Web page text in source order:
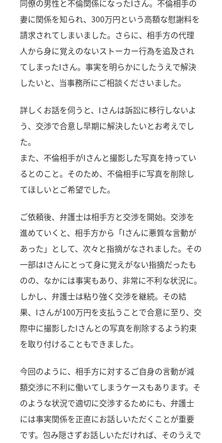
同僚の男性と不倫関係になったIさん。不倫相手の
妻に関係を知られ、300万円という高額な慰謝料を
請求されてしまいました。さらに、相手方の代理
人から身に覚えのないストーカー行為を追及され
てしまったIさん。事実を明らかにしたうえで解決
したいと、当事務所にご相談くださいました。
詳しくお話を伺うと、Iさんは訴訟に移行しないよ
う、交渉で合意し早期に解決したいとお考えでし
た。
また、不倫相手がIさんと撮影した写真を持ってい
るとのこと。そのため、不倫相手に写真を削除し
てほしいとご希望でした。
ご依頼後、弁護士は相手方と交渉を開始。交渉を
進めていくと、相手方から「Iさんに悪質な言動が
あった」として、次々と指摘がなされました。その
一部はIさんにとって身に覚えがない指摘だったも
のの、なかには事実もあり、非常に不利な状況に。
しかし、弁護士は粘り強く交渉を継続。その結
果、Iさんが100万円を支払うことで合意に至り、交
際中に撮影したIさんとの写真を削除するよう約束
を取り付けることもできました。
今回のように、相手方に対するご自身の言動が減
額交渉に不利に働いてしまうケースもあります。そ
のような状況で適切に交渉するためにも、弁護士
には事実関係を正直にお話しいただくことが重要
です。包み隠さずお話しいただければ、そのうえで